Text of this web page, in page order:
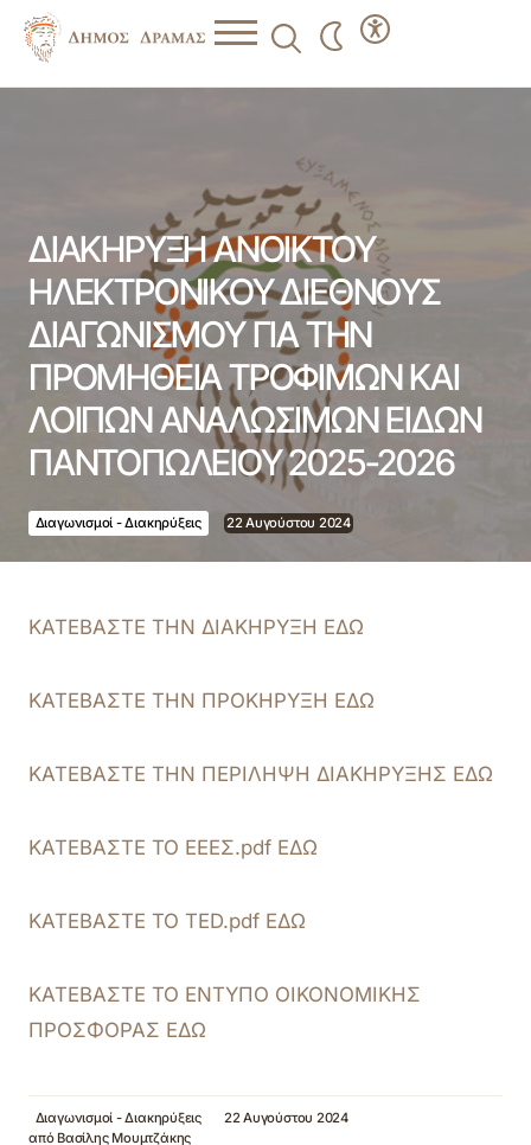
ΔΙΑΚΗΡΥΞΗ ΑΝΟΙΚΤΟΥ
ΗΛΕΚΤΡΟΝΙΚΟΥ ΔΙΕΘΝΟΥΣ
ΔΙΑΓΩΝΙΣΜΟΥ ΓΙΑ ΤΗΝ
ΠΡΟΜΗΘΕΙΑ ΤΡΟΦΙΜΩΝ ΚΑΙ
ΛΟΙΠΩΝ ΑΝΑΛΩΣΙΜΩΝ ΕΙΔΩΝ
ΠΑΝΤΟΠΩΛΕΙΟΥ 2025-2026
Διαγωνισμοί - Διακηρύξεις 22 Αυγούστου 2024
ΚΑΤΕΒΑΣΤΕ ΤΗΝ ΔΙΑΚΗΡΥΞΗ ΕΔΩ
ΚΑΤΕΒΑΣΤΕ ΤΗΝ ΠΡΟΚΗΡΥΞΗ ΕΔΩ
ΚΑΤΕΒΑΣΤΕ ΤΗΝ ΠΕΡΙΛΗΨΗ ΔΙΑΚΗΡΥΞΗΣ ΕΔΩ
ΚΑΤΕΒΑΣΤΕ ΤΟ ΕΕΕΣ.pdf ΕΔΩ
ΚΑΤΕΒΑΣΤΕ ΤΟ TED.pdf ΕΔΩ
ΚΑΤΕΒΑΣΤΕ ΤΟ ΕΝΤΥΠΟ ΟΙΚΟΝΟΜΙΚΗΣ
ΠΡΟΣΦΟΡΑΣ ΕΔΩ
Διαγωνισμοί - Διακηρύξεις
22 Αυγούστου 2024
από Βασίλης Μουμτζάκης